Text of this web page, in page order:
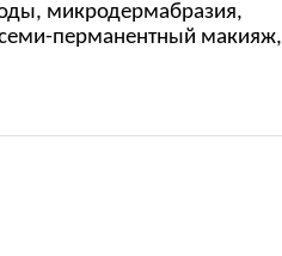
микродермабразия,
семи-перманентный макияж,